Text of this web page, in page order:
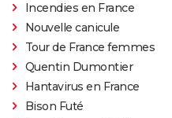
Incendies en France
Nouvelle canicule
Tour de France femmes
Quentin Dumontier
Hantavirus en France
Bison Futé